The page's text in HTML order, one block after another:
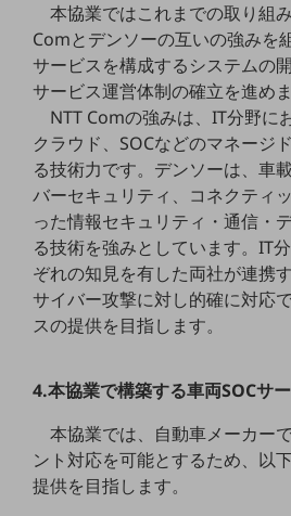
マーケティング
業務効率化
災害対策
職場環境整備
地域共創・地方創生
セキュリティ対策
遠隔監視
顧客体験（CX）改善
人材不足解消
業種・業態で探すTOP
自治体
本協業ではこれまでの取り組
Comとデンソーの互いの強みを
サービスを構成するシステムの
サービス運営体制の確立を進めま
NTT Comの強みは、IT分野に
クラウド、SOCなどのマネージ
る技術力です。デンソーは、車
バーセキュリティ、コネクティ
った情報セキュリティ・通信・
る技術を強みとしています。IT
ぞれの知見を有した両社が連携
サイバー攻撃に対し的確に対応
スの提供を目指します。
4.本協業で構築する車両SOCサ
本協業では、自動車メーカー
ント対応を可能とするため、以
提供を目指します。